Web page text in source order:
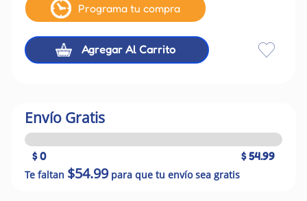
Programa tu compra
Agregar Al Carrito
Envío Gratis
$ 0 $ 54.99
Te faltan $54.99para que tu envío sea gratis